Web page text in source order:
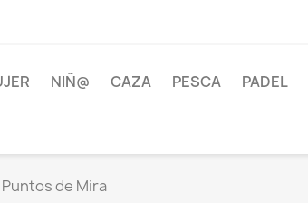
NIÑ@ CAZA PESCA PADEL
Puntos de Mira